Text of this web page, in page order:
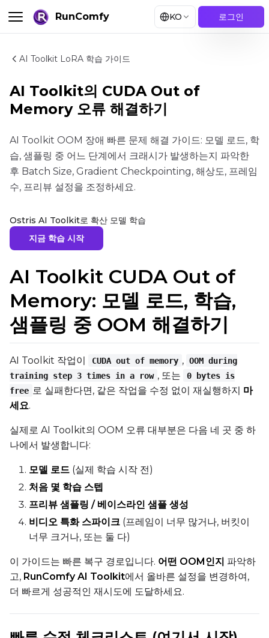
RunComfy KO 로그인
AI Toolkit LoRA 학습 가이드
AI Toolkit의 CUDA Out of
Memory 오류 해결하기
AI Toolkit OOM 장애 빠른 문제 해결 가이드: 모델 로드, 학
습, 샘플링 중 어느 단계에서 크래시가 발생하는지 파악한
후 Batch Size, Gradient Checkpointing, 해상도, 프레임
수, 프리뷰 설정을 조정하세요.
Ostris AI Toolkit로 확산 모델 학습
지금 학습 시작
AI Toolkit CUDA Out of
Memory: 모델 로드, 학습,
샘플링 중 OOM 해결하기
AI Toolkit 작업이 CUDA out of memory , OOM during
training step 3 times in a row , 또는
0 bytes is
free 로 실패한다면, 같은 작업을 수정 없이 재실행하지 마
세요.
실제로 AI Toolkit의 OOM 오류 대부분은 다음 네 곳 중 하
나에서 발생합니다:
모델 로드 (실제 학습 시작 전)
처음 몇 학습 스텝
프리뷰 샘플링 / 베이스라인 샘플 생성
비디오 특화 스파이크 (프레임이 너무 많거나, 버킷이
너무 크거나, 또는 둘 다)
이 가이드는 빠른 복구 경로입니다. 어떤 OOM인지 파악하
고, RunComfy AI Toolkit에서 올바른 설정을 변경하여,
더 빠르게 성공적인 재시도에 도달하세요.